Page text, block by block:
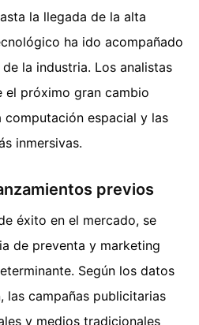
la llegada de la alta
ha ido acompañado
la industria. Los analistas
el próximo gran cambio
computación espacial y las
inmersivas.
previos
éxito en el mercado, se
de preventa y marketing
Según los datos
las campañas publicitarias
y medios tradicionales